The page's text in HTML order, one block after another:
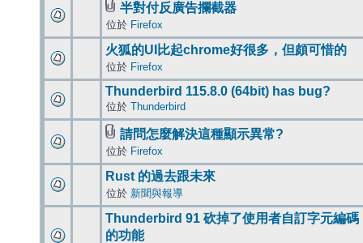
半對付反廣告攔截器
位於 Firefox
火狐的UI比起chrome好很多，但頗可惜的
位於 Firefox
Thunderbird 115.8.0 (64bit) has bug?
位於 Thunderbird
請問怎麼解決這種顯示異常?
位於 Firefox
Rust 的過去跟未來
位於 新聞與報導
Thunderbird 91 砍掉了使用者自訂字元編碼
的功能